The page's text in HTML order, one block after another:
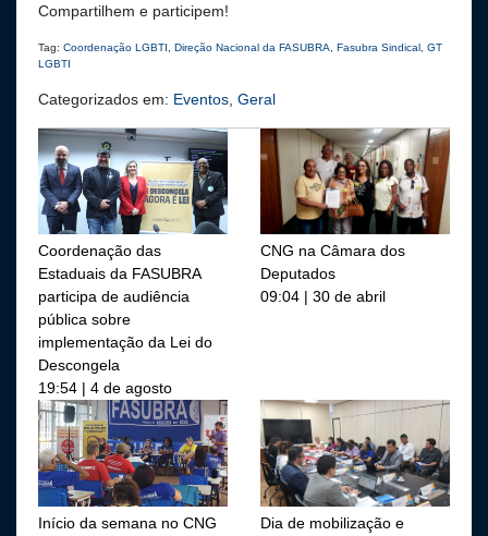
Compartilhem e participem!
Tag: Coordenação LGBTI Direção Nacional da FASUBRA Fasubra Sindical GT
LGBTI
Categorizados em: Eventos Geral
Coordenação das
Estaduais da FASUBRA
participa de audiência
pública sobre
implementação da Lei do
Descongela
19:54 | 4 de agosto
CNG na Câmara dos
Deputados
09:04 | 30 de abril
Início da semana no CNG
Dia de mobilização e